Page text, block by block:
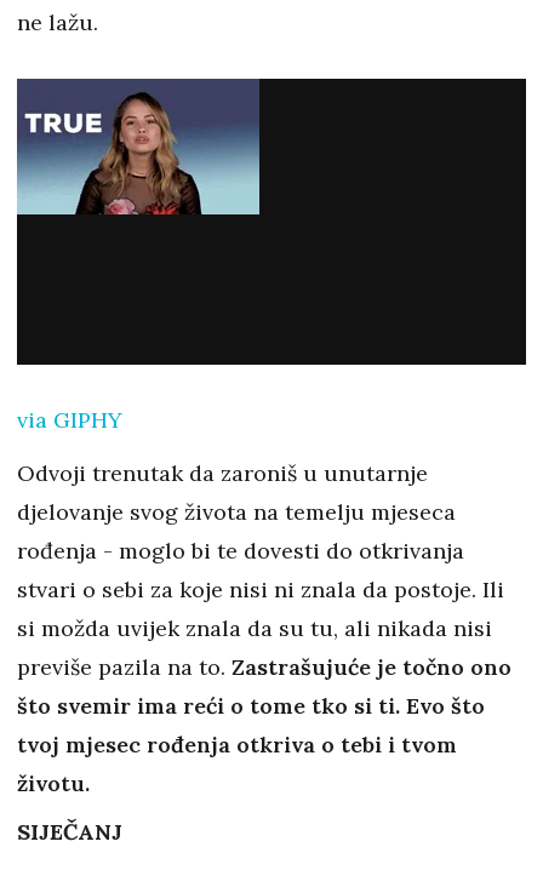
ne lažu.
via GIPHY
Odvoji trenutak da zaroniš u unutarnje
djelovanje svog života na temelju mjeseca
rođenja - moglo bi te dovesti do otkrivanja
stvari o sebi za koje nisi ni znala da postoje. Ili
si možda uvijek znala da su tu, ali nikada nisi
previše pazila na to. Zastrašujuće je točno ono
što svemir ima reći o tome tko si ti. Evo što
tvoj mjesec rođenja otkriva o tebi i tvom
životu.
SIJEČANJ